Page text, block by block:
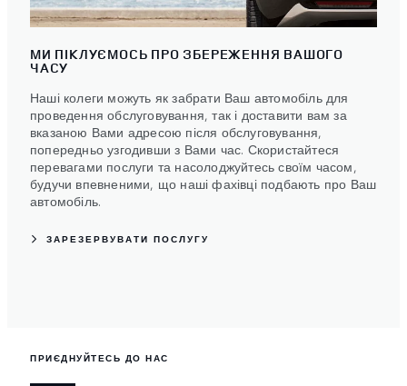
МИ ПІКЛУЄМОСЬ ПРО ЗБЕРЕЖЕННЯ ВАШОГО
ЧАСУ
Наші колеги можуть як забрати Ваш автомобіль для
проведення обслуговування, так і доставити вам за
вказаною Вами адресою після обслуговування,
попередньо узгодивши з Вами час. Скористайтеся
перевагами послуги та насолоджуйтесь своїм часом,
будучи впевненими, що наші фахівці подбають про Ваш
автомобіль.
ЗАРЕЗЕРВУВАТИ ПОСЛУГУ
ПРИЄДНУЙТЕСЬ ДО НАС